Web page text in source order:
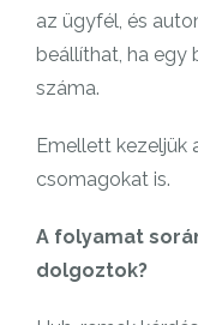
az ügyfél, és
beállíthat, ha egy
száma.
Emellett kezeljük
csomagokat is.
A folyamat
dolgoztok?